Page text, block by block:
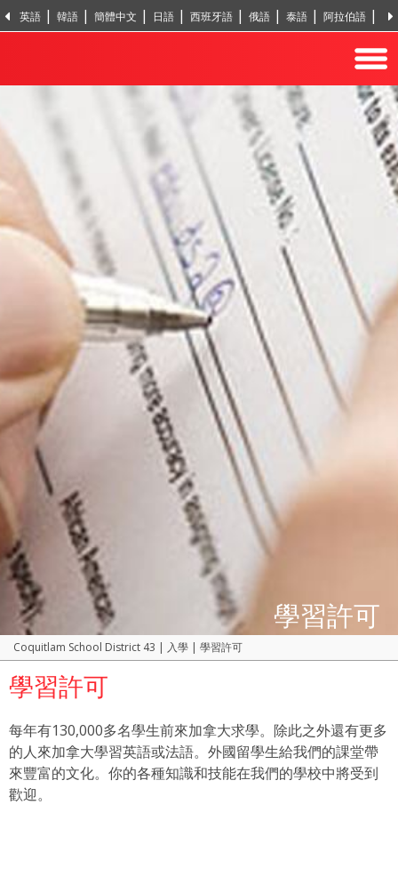
英語 韓語 簡體中文 日語 西班牙語 俄語 泰語 阿拉伯語
學習許可
Coquitlam School District 43 | 入學 | 學習許可
學習許可
每年有130,000多名學生前來加拿大求學。除此之外還有更多
的人來加拿大學習英語或法語。外國留學生給我們的課堂帶
來豐富的文化。你的各種知識和技能在我們的學校中將受到
歡迎。